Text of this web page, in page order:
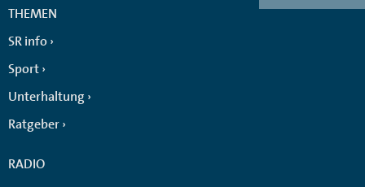
THEMEN
SR info
Sport
Unterhaltung
Ratgeber
RADIO